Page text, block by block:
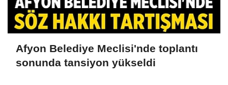
Afyon Belediye Meclisi'nde toplantı
sonunda tansiyon yükseldi